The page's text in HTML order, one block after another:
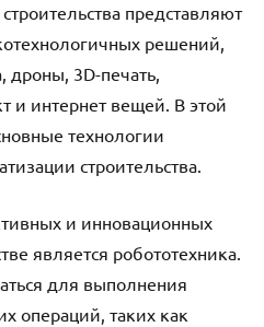
представляют
решений,
дроны, 3D-печать,
и интернет вещей. В этой
технологии
строительства.
и инновационных
является робототехника.
для выполнения
операций, таких как